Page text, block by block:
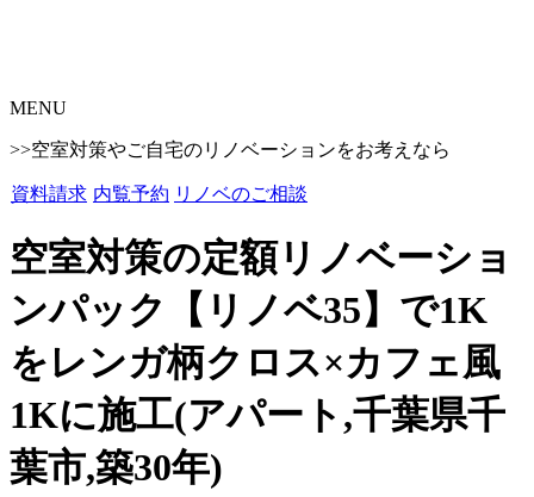
MENU
>>空室対策やご自宅のリノベーションをお考えなら
資料請求 内覧予約 リノベのご相談
空室対策の定額リノベーショ
ンパック【リノベ35】で1K
をレンガ柄クロス×カフェ風
1Kに施工(アパート,千葉県千
葉市,築30年)